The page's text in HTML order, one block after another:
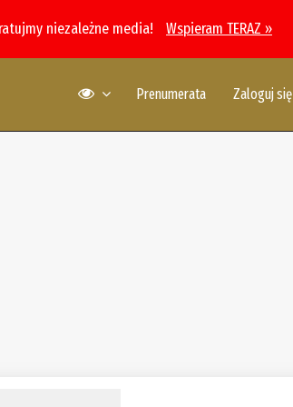
niezależne media! Wspieram TERAZ »
Prenumerata Zaloguj się